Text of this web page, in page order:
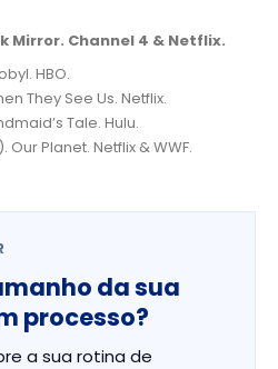
Mirror. Channel 4 & Netflix.
HBO.
They See Us. Netflix.
Tale. Hulu.
Planet. Netflix & WWF.
da sua
processo?
a sua rotina de